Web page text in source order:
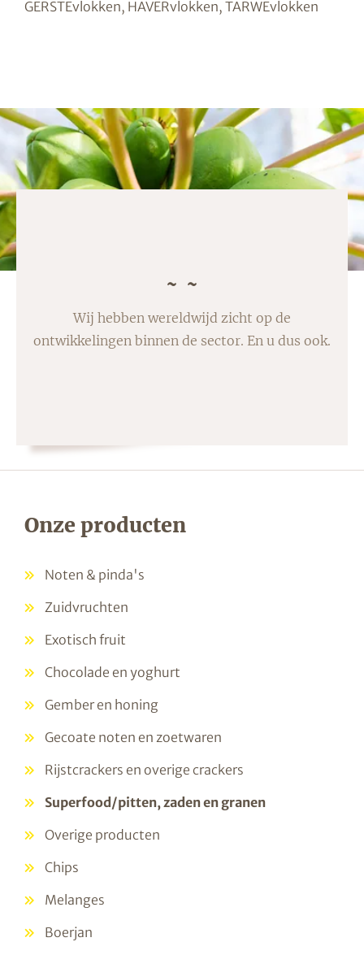
GERSTEvlokken, HAVERvlokken, TARWEvlokken
Wij hebben wereldwijd zicht op de
ontwikkelingen binnen de sector. En u dus ook.
Onze producten
Noten & pinda's
Zuidvruchten
Exotisch fruit
Chocolade en yoghurt
Gember en honing
Gecoate noten en zoetwaren
Rijstcrackers en overige crackers
Superfood/pitten, zaden en granen
Overige producten
Chips
Melanges
Boerjan